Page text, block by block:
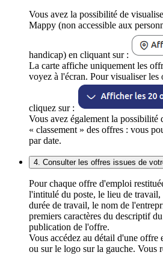
Vous avez la possibilité de
Mappy (non accessible aux
handicap) en cliquant sur :
La carte affiche uniquement les
voyez à l'écran. Pour visualiser les
cliquez sur :
Vous avez également la possibilité
« classement » des offres : vous
par date.
4. Consulter les offres issues de
Pour chaque offre d'emploi
l'intitulé du poste, le lieu de travail,
durée de travail, le nom de
premiers caractères du descriptif
publication de l'offre.
Vous accédez au détail d'une
ou sur le logo sur la gauche. Vous